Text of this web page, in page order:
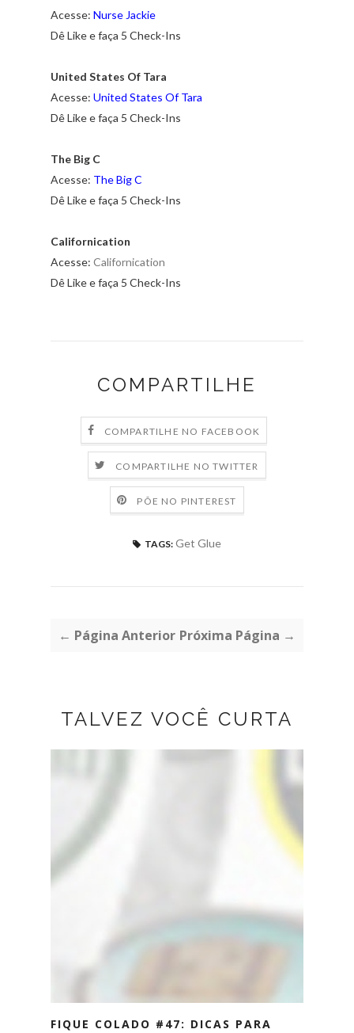
Acesse: Nurse Jackie
Dê Like e faça 5 Check-Ins
United States Of Tara
Acesse: United States Of Tara
Dê Like e faça 5 Check-Ins
The Big C
Acesse: The Big C
Dê Like e faça 5 Check-Ins
Californication
Acesse: Californication
Dê Like e faça 5 Check-Ins
COMPARTILHE
COMPARTILHE NO FACEBOOK
COMPARTILHE NO TWITTER
PÕE NO PINTEREST
TAGS: Get Glue
← Página Anterior Próxima Página →
TALVEZ VOCÊ CURTA
FIQUE COLADO #47: DICAS PARA